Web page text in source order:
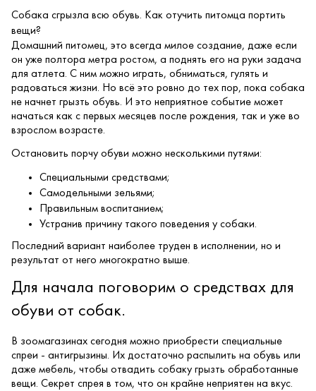
Собака сгрызла всю обувь. Как отучить питомца портить
вещи?
Домашний питомец, это всегда милое создание, даже если
он уже полтора метра ростом, а поднять его на руки задача
для атлета. С ним можно играть, обниматься, гулять и
радоваться жизни. Но всё это ровно до тех пор, пока собака
не начнет грызть обувь. И это неприятное событие может
начаться как с первых месяцев после рождения, так и уже во
взрослом возрасте.
Остановить порчу обуви можно несколькими путями:
Специальными средствами;
Самодельными зельями;
Правильным воспитанием;
Устранив причину такого поведения у собаки.
Последний вариант наиболее труден в исполнении, но и
результат от него многократно выше.
Для начала поговорим о средствах для
обуви от собак.
В зоомагазинах сегодня можно приобрести специальные
спреи - антигрызины. Их достаточно распылить на обувь или
даже мебель, чтобы отвадить собаку грызть обработанные
вещи. Секрет спрея в том, что он крайне неприятен на вкус.